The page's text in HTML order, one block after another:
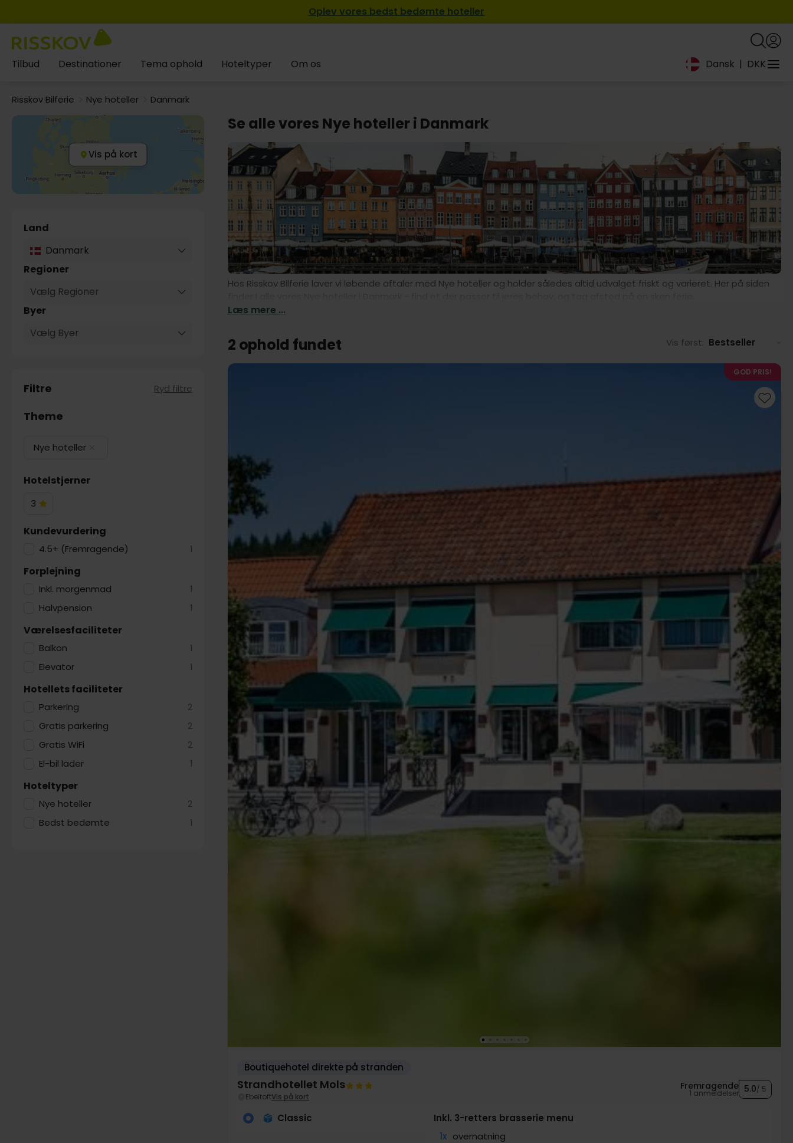
Oplev vores bedst bedømte hoteller
Tilbud Destinationer Tema ophold Hoteltyper Om os Dansk | DKK
Risskov Bilferie Nye hoteller Danmark
Vis på kort
Land
Danmark
Regioner
Vælg Regioner
Byer
Vælg Byer
Filtre Ryd filtre
Theme
Nye hoteller
Hotelstjerner
3
3
Kundevurdering
4.5+ (Fremragende) 1
Forplejning
Inkl. morgenmad 1
Halvpension 1
Værelsesfaciliteter
Balkon 1
Elevator 1
Hotellets faciliteter
Parkering 2
Gratis parkering 2
Gratis WiFi 2
El-bil lader 1
Hoteltyper
Nye hoteller 2
Bedst bedømte 1
Se alle vores Nye hoteller i Danmark
Hos Risskov Bilferie laver vi løbende aftaler med Nye hoteller og holder således altid udvalget friskt og varieret. Her på siden
Læs mere ...
2 ophold fundet Vis først: Bestseller
GOD PRIS!
Boutiquehotel direkte på stranden
Strandhotellet Mols
EbeltoftVis på kort
Fremragende
1 anmeldelser 5.0/ 5
Classic
Inkl. 3-retters brasserie menu
1x overnatning